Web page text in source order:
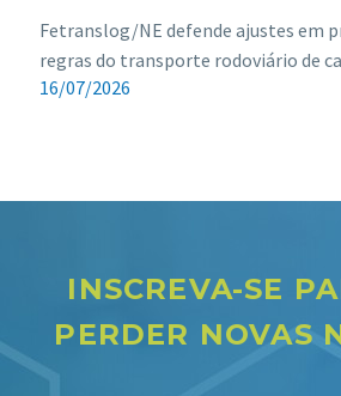
Fetranslog/NE defende ajustes em
regras do transporte rodoviário de
16/07/2026
INSCREVA-SE
PERDER NOVAS